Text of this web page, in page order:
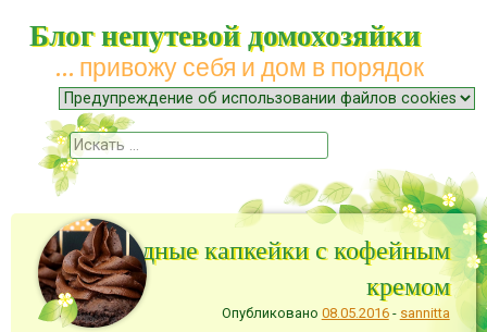
Блог непутевой домохозяйки
… привожу себя и дом в порядок
Меню
Наверх
Поиск
Шоколадные капкейки с кофейным
кремом
Опубликовано 08.05.2016- sannitta